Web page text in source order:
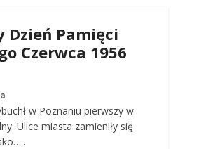
Dzień Pamięci
Czerwca 1956
w Poznaniu pierwszy w
Ulice miasta zamieniły się